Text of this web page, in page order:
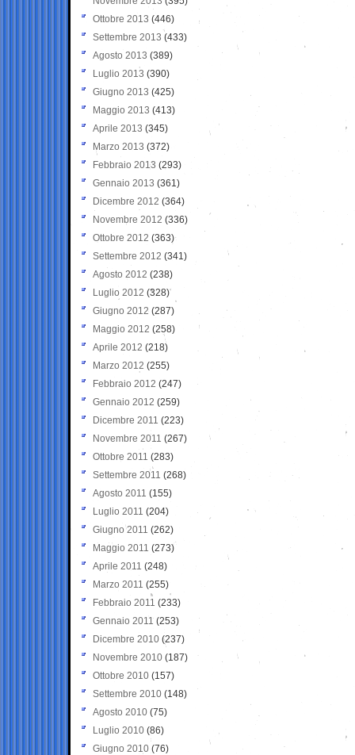
Ottobre 2013 (446)
Settembre 2013 (433)
Agosto 2013 (389)
Luglio 2013 (390)
Giugno 2013 (425)
Maggio 2013 (413)
Aprile 2013 (345)
Marzo 2013 (372)
Febbraio 2013 (293)
Gennaio 2013 (361)
Dicembre 2012 (364)
Novembre 2012 (336)
Ottobre 2012 (363)
Settembre 2012 (341)
Agosto 2012 (238)
Luglio 2012 (328)
Giugno 2012 (287)
Maggio 2012 (258)
Aprile 2012 (218)
Marzo 2012 (255)
Febbraio 2012 (247)
Gennaio 2012 (259)
Dicembre 2011 (223)
Novembre 2011 (267)
Ottobre 2011 (283)
Settembre 2011 (268)
Agosto 2011 (155)
Luglio 2011 (204)
Giugno 2011 (262)
Maggio 2011 (273)
Aprile 2011 (248)
Marzo 2011 (255)
Febbraio 2011 (233)
Gennaio 2011 (253)
Dicembre 2010 (237)
Novembre 2010 (187)
Ottobre 2010 (157)
Settembre 2010 (148)
Agosto 2010 (75)
Luglio 2010 (86)
Giugno 2010 (76)